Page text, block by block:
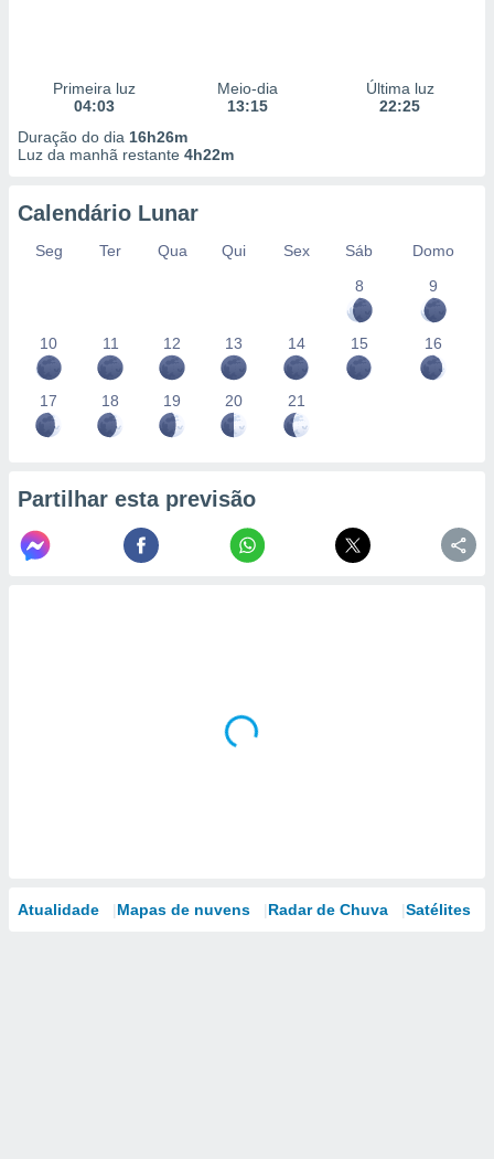
Primeira luz
04:03
Meio-dia
13:15
Última luz
22:25
Duração do dia 16h26m
Luz da manhã restante 4h22m
Calendário Lunar
Seg Ter Qua Qui Sex Sáb
Domo
8
9
10 11 12 13 14 15 16
17 18 19 20 21
Partilhar esta previsão
Atualidade Mapas de nuvens Radar de Chuva Satélites